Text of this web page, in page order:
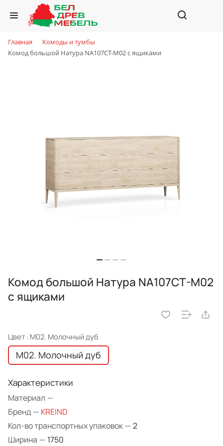
Главная
Комоды и тумбы
Комод большой Натура NA107CT-M02 с ящиками
Комод большой Натура NA107CT-M02
с ящиками
Цвет : M02. Молочный дуб
M02. Молочный дуб
Характеристики
Материал —
Бренд — KREIND
Кол-во транспортных упаковок —2
Ширина — 1750